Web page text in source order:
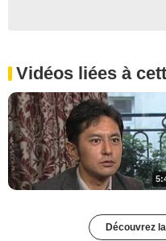
Vidéos liées à
Découvrez